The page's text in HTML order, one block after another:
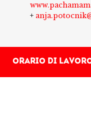
+
ORARIO DI